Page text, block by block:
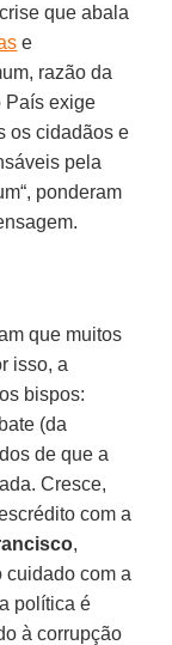
que abala
e
razão da
País exige
os cidadãos e
pela
ponderam
que muitos
isso, a
bispos:
(da
de que a
Cresce,
com a
,
cuidado com a
política é
à corrupção